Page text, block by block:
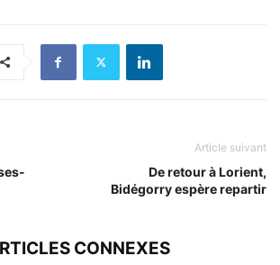
Article suivant
De retour à Lorient,
Bidégorry espère repartir
CONNEXES